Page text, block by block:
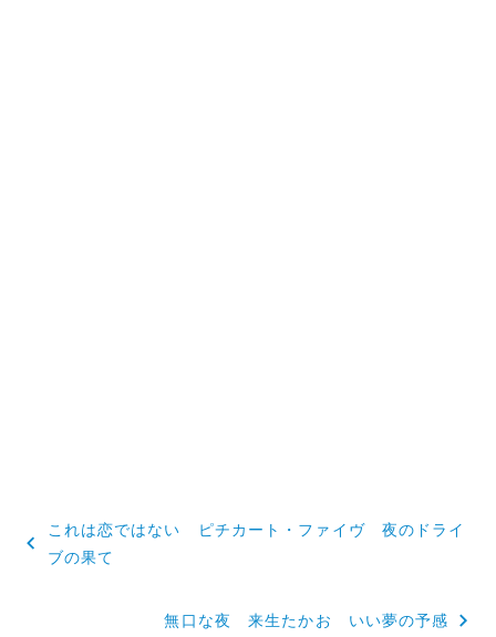
稿
これは恋ではない ピチカート・ファイヴ 夜のドライ
ブの果て
無口な夜 来生たかお いい夢の予感